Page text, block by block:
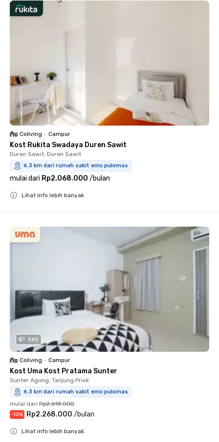
Coliving • Campur
Kost Rukita Swadaya Duren Sawit
Duren Sawit, Duren Sawit
6.3 km dari rumah sakit emc pulomas
mulai dari Rp2.068.000 /bulan
Lihat info lebih banyak
360
Coliving • Campur
Kost Uma Kost Pratama Sunter
Sunter Agung, Tanjung Priok
6.3 km dari rumah sakit emc pulomas
mulai dari Rp2.618.000
-13% Rp2.268.000 /bulan
Lihat info lebih banyak